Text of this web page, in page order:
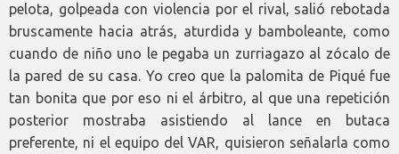
pelota, golpeada con violencia por el rival, salió rebotada
bruscamente hacia atrás, aturdida y bamboleante, como
cuando de niño uno le pegaba un zurriagazo al zócalo de
la pared de su casa. Yo creo que la palomita de Piqué fue
tan bonita que por eso ni el árbitro, al que una repetición
posterior mostraba asistiendo al lance en butaca
preferente, ni el equipo del VAR, quisieron señalarla como